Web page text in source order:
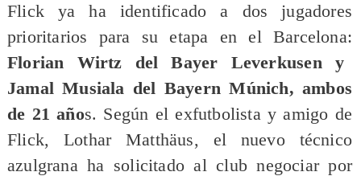
Flick ya ha identificado a dos jugadores
prioritarios para su etapa en el Barcelona:
Florian Wirtz del Bayer Leverkusen y
Jamal Musiala del Bayern Múnich, ambos
de 21 años. Según el exfutbolista y amigo de
Flick, Lothar Matthäus, el nuevo técnico
azulgrana ha solicitado al club negociar por